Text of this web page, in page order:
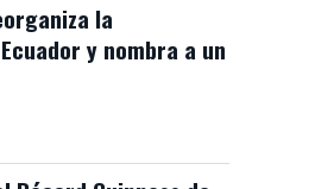
la
y nombra a un